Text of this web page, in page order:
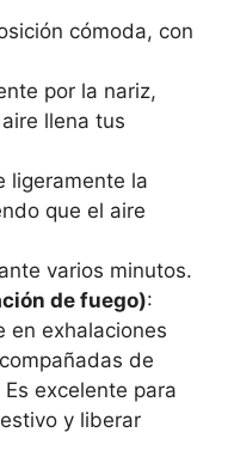
cómoda, con
por la nariz,
llena tus
ligeramente la
que el aire
varios minutos.
de fuego):
en exhalaciones
de
excelente para
y liberar